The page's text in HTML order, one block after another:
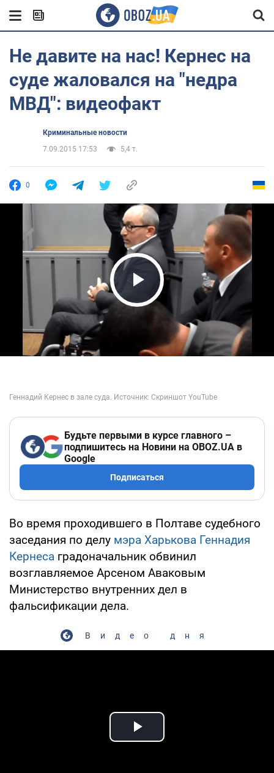
Не давите на нас! Кернес на
суде жаловался на "недра
МВД": видеофакт
Криминальные новости
7.09.2015 17:53
5,4 т.
0
Play Video
Будьте первыми в курсе главного –
подпишитесь на Новини на OBOZ.UA в
Google
Подписаться
Во время проходившего в Полтаве судебного
заседания по делу мэра Харькова Геннадия
Кернеса градоначальник обвинил
возглавляемое Арсеном Аваковым
Министерство внутренних дел в
фальсификации дела.
Видео дня
Play Video